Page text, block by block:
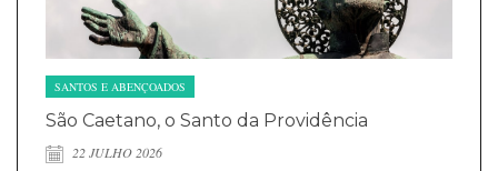
SANTOS E ABENÇOADOS
São Caetano, o Santo da Providência
22 JULHO 2026